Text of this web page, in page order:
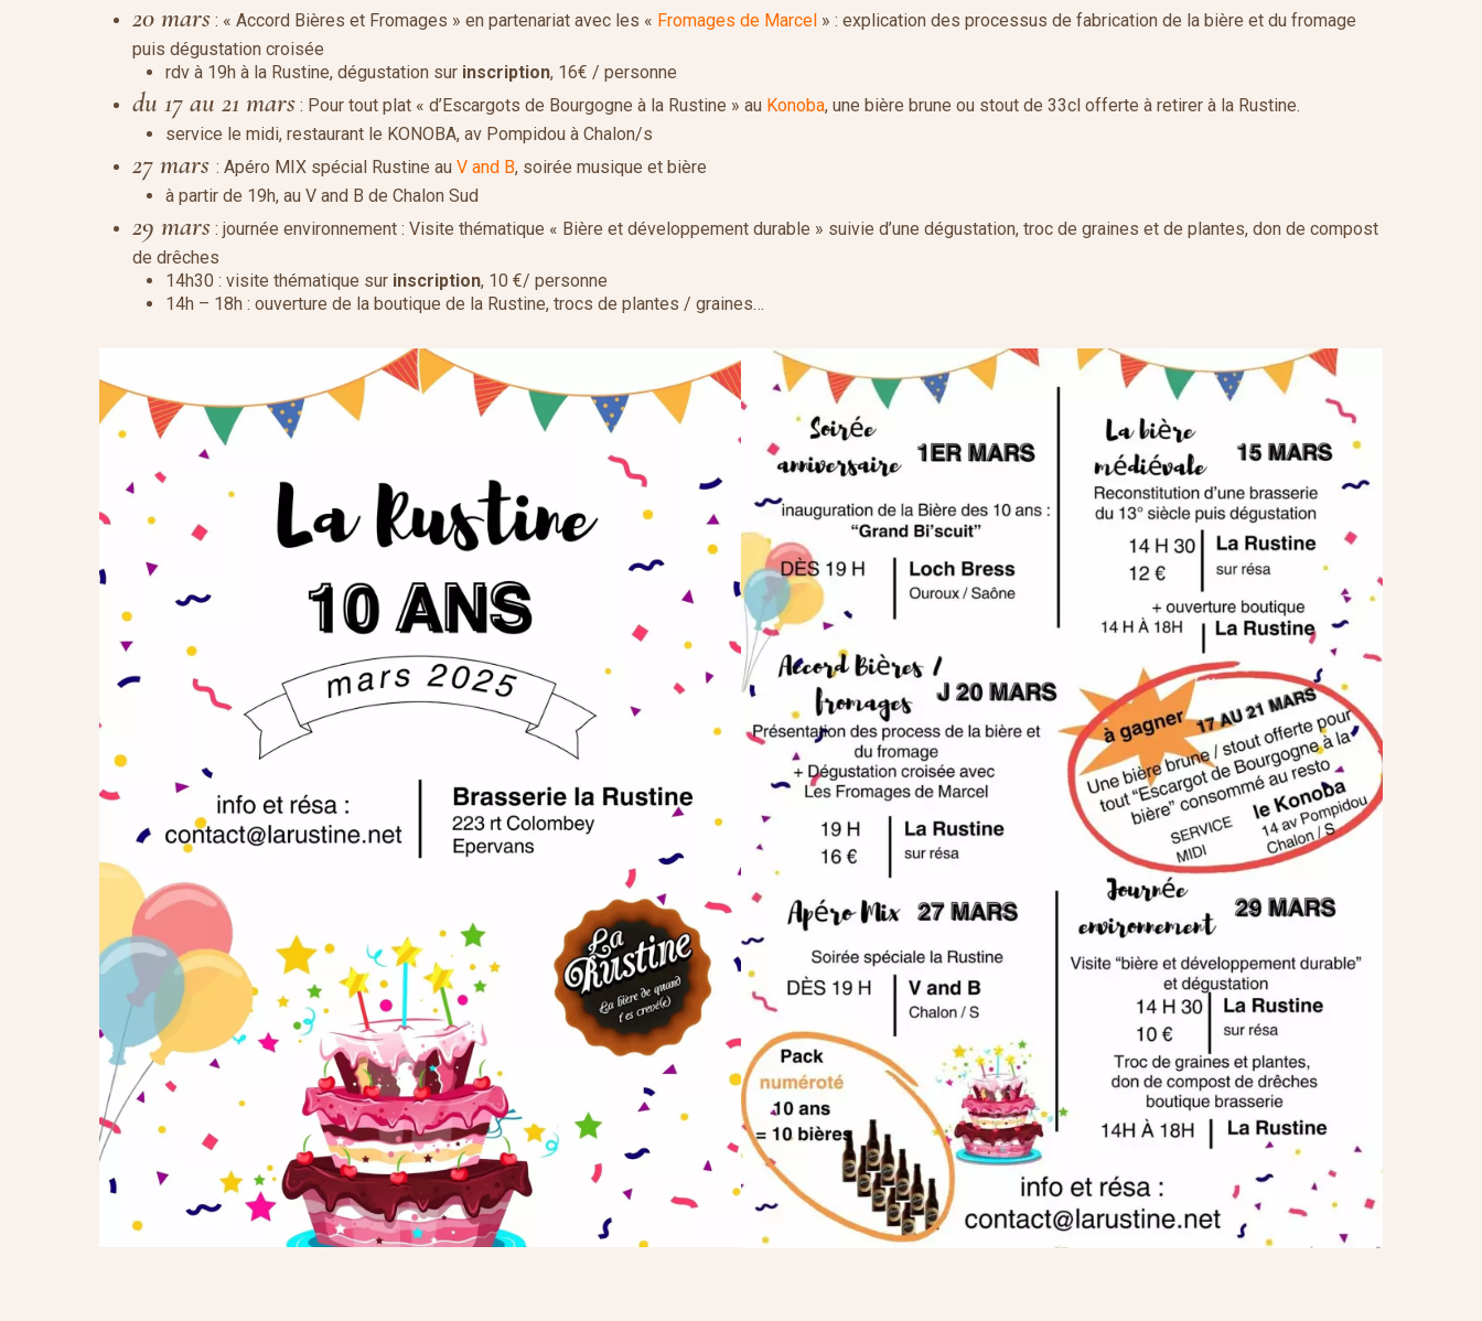
20 mars : « Accord Bières et Fromages » en partenariat avec les « Fromages de Marcel » : explication des processus de fabrication de la bière et du fromage
puis dégustation croisée
rdv à 19h à la Rustine, dégustation sur inscription, 16€ / personne
du 17 au 21 mars : Pour tout plat « d’Escargots de Bourgogne à la Rustine » au Konoba, une bière brune ou stout de 33cl offerte à retirer à la Rustine.
service le midi, restaurant le KONOBA, av Pompidou à Chalon/s
27 mars : Apéro MIX spécial Rustine au V and B, soirée musique et bière
à partir de 19h, au V and B de Chalon Sud
29 mars : journée environnement : Visite thématique « Bière et développement durable » suivie d’une dégustation, troc de graines et de plantes, don de compost
de drêches
14h30 : visite thématique sur inscription, 10 €/ personne
14h – 18h : ouverture de la boutique de la Rustine, trocs de plantes / graines…